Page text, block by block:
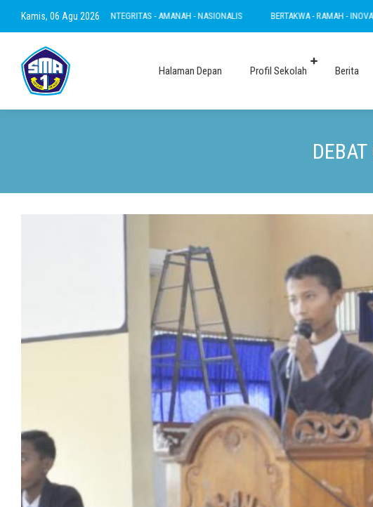
Kamis, 06 Agu 2026
- INTEGRITAS - AMANAH - NASIONALIS BERTAKWA - RAMAH - INOVATIF - LESTARI -
Halaman Depan Profil Sekolah Berita